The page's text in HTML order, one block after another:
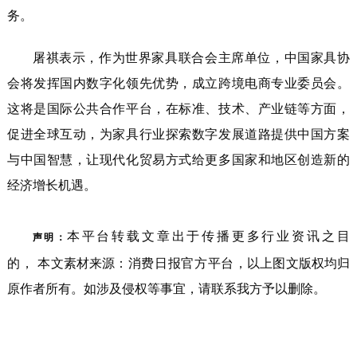
务。
屠祺表示，作为世界家具联合会主席单位，中国家具协
会将发挥国内数字化领先优势，成立跨境电商专业委员会。
这将是国际公共合作平台，在标准、技术、产业链等方面，
促进全球互动，为家具行业探索数字发展道路提供中国方案
与中国智慧，让现代化贸易方式给更多国家和地区创造新的
经济增长机遇。
声明： 本平台转载文章出于传播更多行业资讯之目
的， 本文素材来源： 消费日报官方平台 ，以上图文版权均归
原作者所有。如涉及侵权等事宜，请联系我方予以删除。